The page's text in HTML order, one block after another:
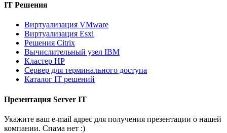
IT Решения
Виртуализация VMware
Виртуализация Esxi
Решения Citrix
Вычислительный узел IBM
Кластер HP
Сервер для терминального доступа
Каталог IT решений
Презентация Server IT
Укажите ваш e-mail адрес для получения презентации о нашей
компании. Спама нет :)